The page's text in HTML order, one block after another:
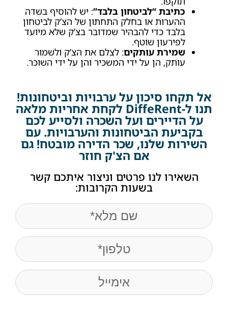
כתיבת “לביטחון בלבד”: יש להוסיף בשדה
ההערות או בחלק התחתון של הצ’ק לביטחון
בלבד כדי להבהיר שמדובר בצ’ק שלא מיועד
לפירעון שוטף.
שמירת עותקים: לצלם את הצ’ק ולשמור
עותק, הן על ידי המשכיר והן על ידי השוכר.
אל תקחו סיכון על ערבויות וביטחונות!
תנו ל-DiffeRent לקחת אחריות מלאה
על הדיירים ועל השכרה ולסייע לכם
בקביעת הביטחונות והערבויות. עם
השירות שלנו, שכר הדירה מובטח! גם
אם הצ'ק חוזר
השאירו לנו פרטים וניצור איתכם קשר
בשעות הקרובות:
name(חובה)
Phone(חובה)
Email